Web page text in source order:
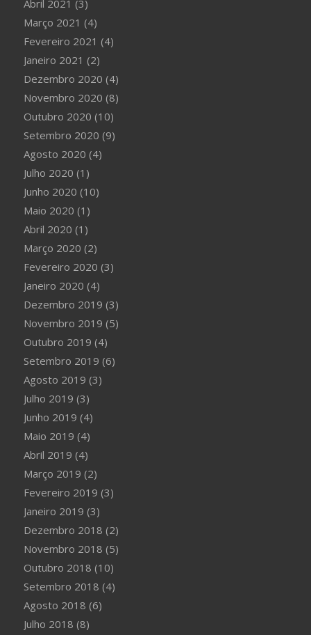
Abril 2021 (3)
Março 2021 (4)
Fevereiro 2021 (4)
Janeiro 2021 (2)
Dezembro 2020 (4)
Novembro 2020 (8)
Outubro 2020 (10)
Setembro 2020 (9)
Agosto 2020 (4)
Julho 2020 (1)
Junho 2020 (10)
Maio 2020 (1)
Abril 2020 (1)
Março 2020 (2)
Fevereiro 2020 (3)
Janeiro 2020 (4)
Dezembro 2019 (3)
Novembro 2019 (5)
Outubro 2019 (4)
Setembro 2019 (6)
Agosto 2019 (3)
Julho 2019 (3)
Junho 2019 (4)
Maio 2019 (4)
Abril 2019 (4)
Março 2019 (2)
Fevereiro 2019 (3)
Janeiro 2019 (3)
Dezembro 2018 (2)
Novembro 2018 (5)
Outubro 2018 (10)
Setembro 2018 (4)
Agosto 2018 (6)
Julho 2018 (8)